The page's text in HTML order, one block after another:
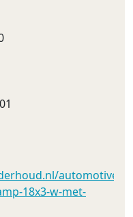
automotive/
18x3-w-met-